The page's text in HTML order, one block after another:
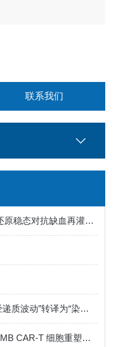
联系我们
MDH1 K298 琥珀酰化稳定氧化还原稳态对抗缺血再灌注损伤心肌铁死亡
组蛋白 H3Q5 单胺化如何把“神经递质波动”转译为“染色质节律”
双重靶向肿瘤与髓系细胞：GPNMB CAR-T 细胞重塑免疫微环境